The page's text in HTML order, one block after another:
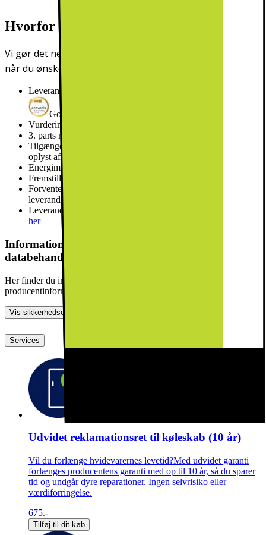
Hvorfor har vi miljøparametre?
Vi gør det nemmere for dig at foretage mere oplyste valg.
når du ønsker at købe ny elektronik.
Leverandørens EcoVadis-score
Gold
Vurderingen gælder fra
3. parts miljøgodkendelse
Tilgængelighed af reservedele i antal år
oplyst af leverandør
Energimærkning
Fremstillet i
Forventet levetid målt i antal år
leverandør
Leverandørens beregning af forventet levetid,
her
Information om produktsikkerhed og
databehandling
Her finder du information om generel produktsikkerhed og
producentinformation
Vis sikkerhedsoplysninger
Services
Udvidet reklamationsret til køleskab (10 år)
Vil du forlænge hvidevarernes levetid?Med udvidet garanti
forlænges producentens garanti med op til 10 år, så du sparer
tid og undgår dyre reparationer. Ingen selvrisiko eller
værdiforringelse.
675.-
Tilføj til dit køb